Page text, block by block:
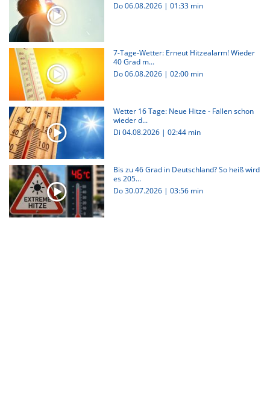
Do 06.08.2026 | 01:33 min
7-Tage-Wetter: Erneut Hitzealarm! Wieder
40 Grad m...
Do 06.08.2026 | 02:00 min
Wetter 16 Tage: Neue Hitze - Fallen schon
wieder d...
Di 04.08.2026 | 02:44 min
Bis zu 46 Grad in Deutschland? So heiß wird
es 205...
Do 30.07.2026 | 03:56 min